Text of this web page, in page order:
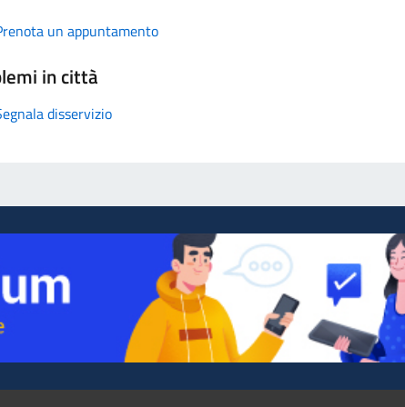
un appuntamento
in città
disservizio